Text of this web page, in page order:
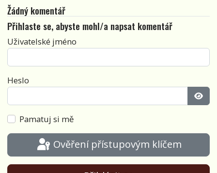
Žádný komentář
Přihlaste se, abyste mohl/a napsat komentář
Uživatelské jméno
Heslo
Pamatuj si mě
Ověření přístupovým klíčem